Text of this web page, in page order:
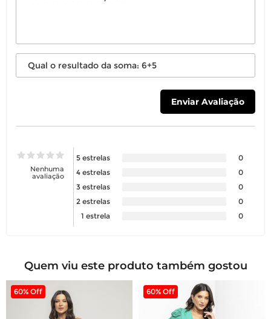
Nenhuma
avaliação
5 estrelas
0
4 estrelas
0
3 estrelas
0
2 estrelas
0
1 estrela
0
Quem viu este produto também gostou
60% Off 60% Off